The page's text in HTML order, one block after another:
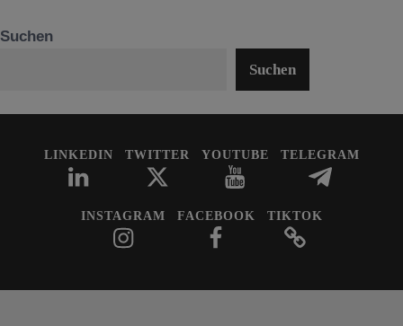
Suchen
Suchen
LINKEDIN TWITTER YOUTUBE TELEGRAM
INSTAGRAM FACEBOOK TIKTOK